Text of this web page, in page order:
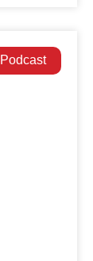
Podcast